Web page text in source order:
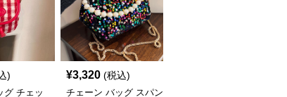
)
グ チェッ
¥3,320 (税込)
チェーン バッグ スパン